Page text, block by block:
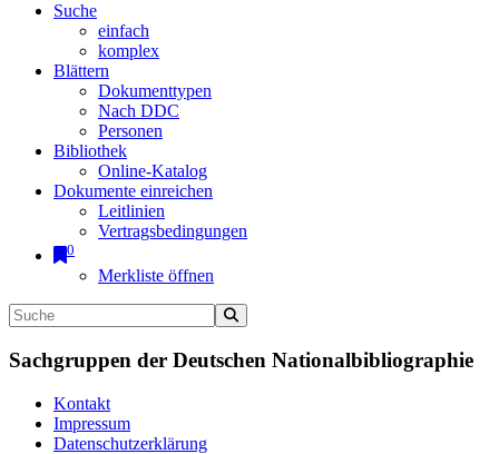
Suche
einfach
komplex
Blättern
Dokumenttypen
Nach DDC
Personen
Bibliothek
Online-Katalog
Dokumente einreichen
Leitlinien
Vertragsbedingungen
0
Merkliste öffnen
Sachgruppen der Deutschen Nationalbibliographie
Kontakt
Impressum
Datenschutzerklärung